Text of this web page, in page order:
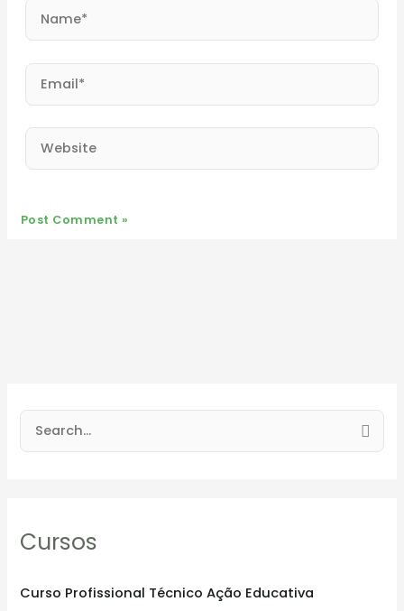
Name*
Email*
Website
c
f
Cursos
Curso Profissional Técnico Ação Educativa